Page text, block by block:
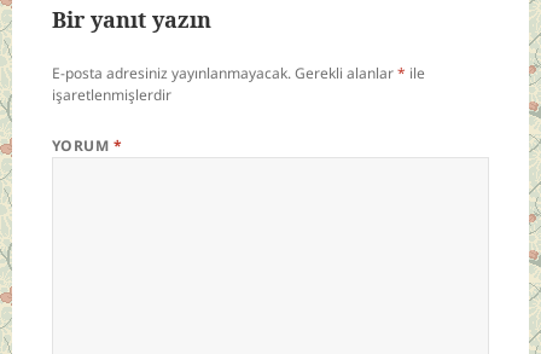
Bir yanıt yazın
E-posta adresiniz yayınlanmayacak.Gerekli alanlar* ile
işaretlenmişlerdir
YORUM *